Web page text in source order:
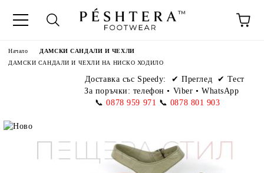
Начало
ДАМСКИ САНДАЛИ И ЧЕХЛИ
ДАМСКИ САНДАЛИ И ЧЕХЛИ НА НИСКО ХОДИЛО
Доставка със Speedy:
✔ Преглед ✔ Тест
За поръчки: телефон• Viber • WhatsApp
📞 0878 959 971 📞 0878 801 903